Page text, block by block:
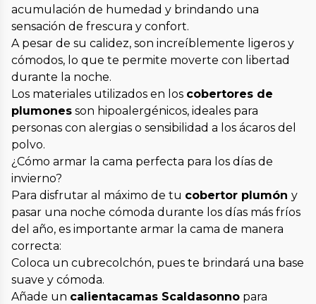
acumulación de humedad y brindando una
sensación de frescura y confort.
A pesar de su calidez, son increíblemente ligeros y
cómodos, lo que te permite moverte con libertad
durante la noche.
Los materiales utilizados en los cobertores de
plumones son hipoalergénicos, ideales para
personas con alergias o sensibilidad a los ácaros del
polvo.
¿Cómo armar la cama perfecta para los días de
invierno?
Para disfrutar al máximo de tu cobertor plumón y
pasar una noche cómoda durante los días más fríos
del año, es importante armar la cama de manera
correcta:
Coloca un cubrecolchón, pues te brindará una base
suave y cómoda.
Añade un calientacamas Scaldasonno para